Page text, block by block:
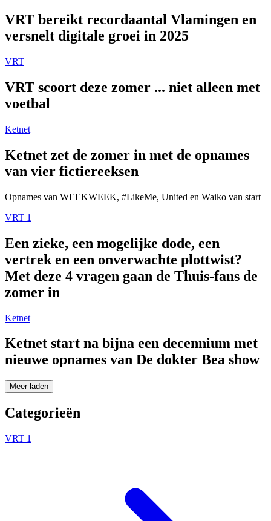
VRT bereikt recordaantal Vlamingen en
versnelt digitale groei in 2025
VRT
VRT scoort deze zomer ... niet alleen met
voetbal
Ketnet
Ketnet zet de zomer in met de opnames
van vier fictiereeksen
Opnames van WEEKWEEK, #LikeMe, United en Waiko van start
VRT 1
Een zieke, een mogelijke dode, een
vertrek en een onverwachte plottwist?
Met deze 4 vragen gaan de Thuis-fans de
zomer in
Ketnet
Ketnet start na bijna een decennium met
nieuwe opnames van De dokter Bea show
Meer laden
Categorieën
VRT 1